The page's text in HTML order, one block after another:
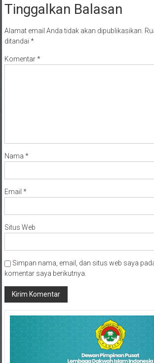
Tinggalkan Balasan
Alamat email Anda tidak akan dipublikasikan.
ditandai *
Komentar*
Nama *
Email *
Situs Web
Simpan nama, email, dan situs web saya
komentar saya berikutnya.